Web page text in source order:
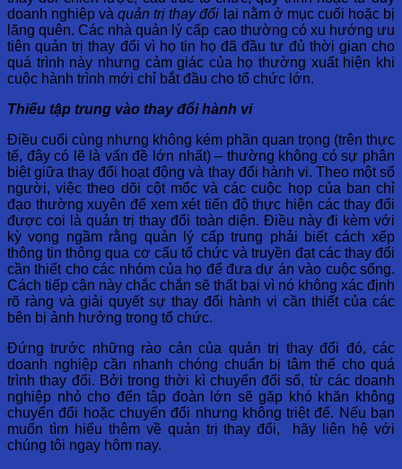
doanh nghiệp vàquản trị thay đổi lại nằm ở mục cuối hoặc bị
lãng quên. Các nhà quản lý cấp cao thường có xu hướng ưu
tiên quản trị thay đổi vì họ tin họ đã đầu tư đủ thời gian cho
quá trình này nhưng cảm giác của họ thường xuất hiện khi
cuộc hành trình mới chỉ bắt đầu cho tổ chức lớn.
Thiếu tập trung vào thay đổi hành vi
Điều cuối cùng nhưng không kém phần quan trọng (trên thực
tế, đây có lẽ là vấn đề lớn nhất) – thường không có sự phân
biệt giữa thay đổi hoạt động và thay đổi hành vi. Theo một số
người, việc theo dõi cột mốc và các cuộc họp của ban chỉ
đạo thường xuyên để xem xét tiến độ thực hiện các thay đổi
được coi là quản trị thay đổi toàn diện. Điều này đi kèm với
kỳ vọng ngầm rằng quản lý cấp trung phải biết cách xếp
thông tin thông qua cơ cấu tổ chức và truyền đạt các thay đổi
cần thiết cho các nhóm của họ để đưa dự án vào cuộc sống.
Cách tiếp cận này chắc chắn sẽ thất bại vì nó không xác định
rõ ràng và giải quyết sự thay đổi hành vi cần thiết của các
bên bị ảnh hưởng trong tổ chức.
Đứng trước những rào cản của quản trị thay đổi đó, các
doanh nghiệp cần nhanh chóng chuẩn bị tâm thế cho quá
trình thay đổi. Bởi trong thời kì chuyển đổi số, từ các doanh
nghiệp nhỏ cho đến tập đoàn lớn sẽ gặp khó khăn không
chuyển đổi hoặc chuyển đổi nhưng không triệt để. Nếu bạn
muốn tìm hiểu thêm về quản trị thay đổi, hãy liên hệ với
chúng tôi ngay hôm nay.